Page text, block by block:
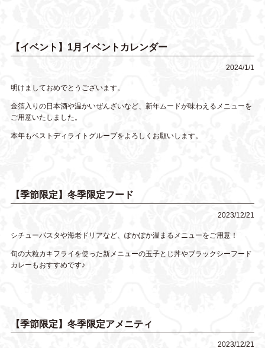
【イベント】1月イベントカレンダー
2024/1/1
明けましておめでとうございます。
金箔入りの日本酒や温かいぜんざいなど、新年ムードが味わえるメニューを
ご用意いたしました。
本年もベストディライトグループをよろしくお願いします。
【季節限定】冬季限定フード
2023/12/21
シチューパスタや海老ドリアなど、ぽかぽか温まるメニューをご用意！
旬の大粒カキフライを使った新メニューの玉子とじ丼やブラックシーフード
カレーもおすすめです♪
【季節限定】冬季限定アメニティ
2023/12/21